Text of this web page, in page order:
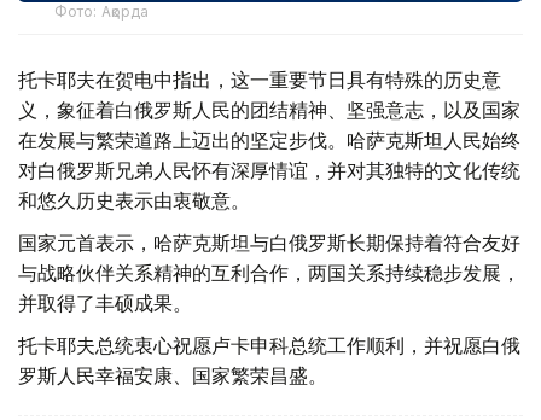
Фото: Ақорда
托卡耶夫在贺电中指出，这一重要节日具有特殊的历史意
义，象征着白俄罗斯人民的团结精神、坚强意志，以及国家
在发展与繁荣道路上迈出的坚定步伐。哈萨克斯坦人民始终
对白俄罗斯兄弟人民怀有深厚情谊，并对其独特的文化传统
和悠久历史表示由衷敬意。
国家元首表示，哈萨克斯坦与白俄罗斯长期保持着符合友好
与战略伙伴关系精神的互利合作，两国关系持续稳步发展，
并取得了丰硕成果。
托卡耶夫总统衷心祝愿卢卡申科总统工作顺利，并祝愿白俄
罗斯人民幸福安康、国家繁荣昌盛。